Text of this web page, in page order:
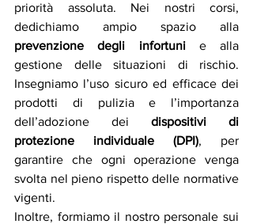
priorità assoluta. Nei nostri corsi,
prevenzione degli infortuni e alla
gestione delle situazioni di rischio.
Insegniamo l’uso sicuro ed efficace dei
prodotti di pulizia e l’importanza
dell’adozione dei dispositivi di
protezione individuale (DPI), per
garantire che ogni operazione venga
svolta nel pieno rispetto delle normative
vigenti.
Inoltre, formiamo il nostro personale sui